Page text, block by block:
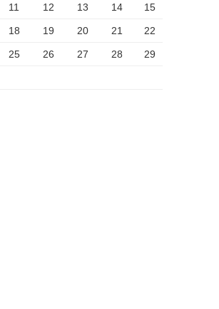
11 12 13 14 15
18 19 20 21 22
25 26 27 28 29